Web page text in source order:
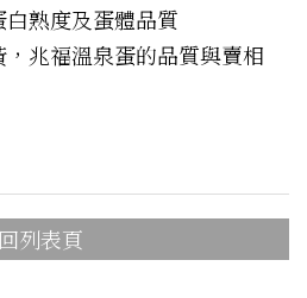
熟度及蛋體品質
兆福溫泉蛋的品質與賣相
回列表頁